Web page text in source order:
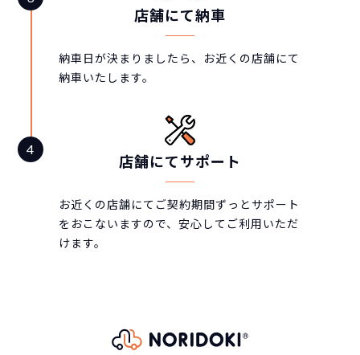
店舗にて納車
納車日が決まりましたら、お近くの店舗にて
納車いたします。
店舗にてサポート
お近くの店舗にてご契約期間ずっとサポート
をおこないますので、安心してご利用いただ
けます。